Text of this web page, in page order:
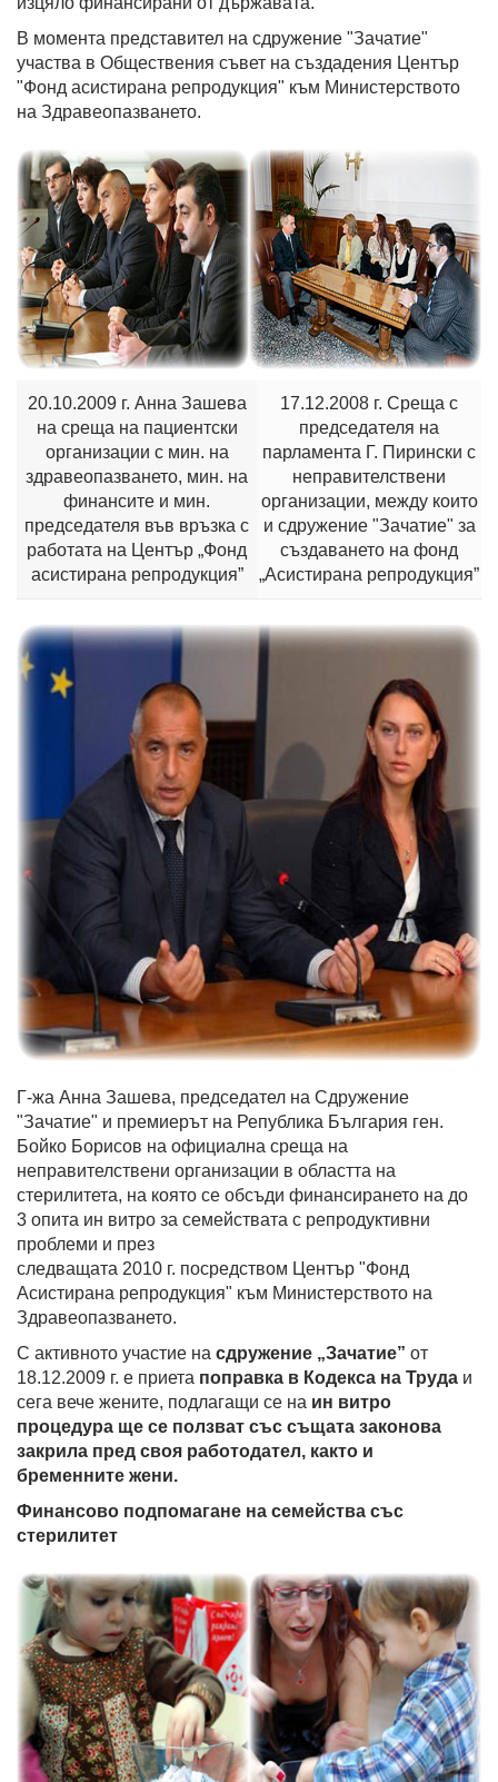
В момента представител на сдружение "Зачатие"
участва в Обществения съвет на създадения Център
"Фонд асистирана репродукция" към Министерството
на Здравеопазването.
20.10.2009 г. Анна Зашева
на среща на пациентски
организации с мин. на
здравеопазването, мин. на
финансите и мин.
председателя във връзка с
работата на Център „Фонд
асистирана репродукция”
17.12.2008 г. Среща с
председателя на
парламента Г. Пирински с
неправителствени
организации, между които
и сдружение "Зачатие" за
създаването на фонд
„Асистирана репродукция”
Г-жа Анна Зашева, председател на Сдружение
"Зачатие" и премиерът на Република България ген.
Бойко Борисов на официална среща на
неправителствени организации в областта на
стерилитета, на която се обсъди финансирането на до
3 опита ин витро за семействата с репродуктивни
проблеми и през
следващата 2010 г. посредством Център "Фонд
Асистирана репродукция" към Министерството на
Здравеопазването.
С активното участие на сдружение „Зачатие” от
18.12.2009 г. е приета поправка в Кодекса на Труда и
сега вече жените, подлагащи се на ин витро
процедура ще се ползват със същата законова
закрила пред своя работодател, както и
бременните жени.
Финансово подпомагане на семейства със
стерилитет